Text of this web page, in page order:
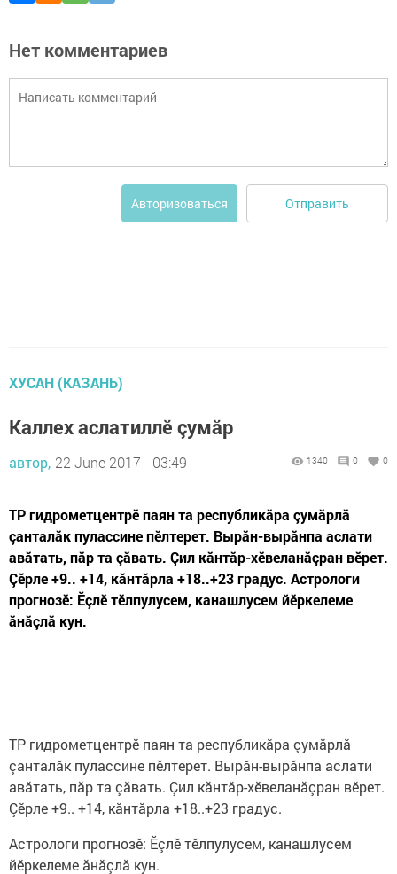
Нет комментариев
Авторизоваться Отправить
ХУСАН (КАЗАНЬ)
Каллех аслатиллӗ çумăр
автор, 22 June 2017 - 03:49 1340 0 0
ТР гидрометцентрӗ паян та республикăра çумăрлă
çанталăк пулассине пӗлтерет. Вырăн-вырăнпа аслати
авăтать, пăр та çăвать. Çил кăнтăр-хӗвеланăçран вӗрет.
Çӗрле +9.. +14, кăнтăрла +18..+23 градус. Астрологи
прогнозӗ: Ӗçлӗ тӗлпулусем, канашлусем йӗркелеме
ăнăçлă кун.
ТР гидрометцентрӗ паян та республикăра çумăрлă
çанталăк пулассине пӗлтерет. Вырăн-вырăнпа аслати
авăтать, пăр та çăвать. Çил кăнтăр-хӗвеланăçран вӗрет.
Çӗрле +9.. +14, кăнтăрла +18..+23 градус.
Астрологи прогнозӗ: Ӗçлӗ тӗлпулусем, канашлусем
йӗркелеме ăнăçлă кун.